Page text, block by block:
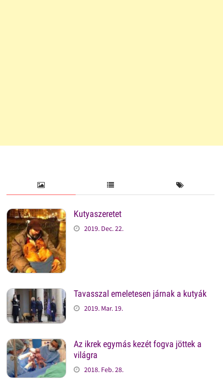
Kutyaszeretet
2019. Dec. 22.
Tavasszal emeletesen járnak a kutyák
2019. Mar. 19.
Az ikrek egymás kezét fogva jöttek a
világra
2018. Feb. 28.